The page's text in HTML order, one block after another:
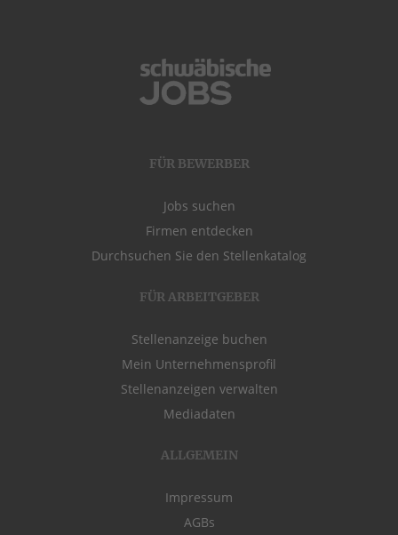
FÜR BEWERBER
Jobs suchen
Firmen entdecken
Durchsuchen Sie den Stellenkatalog
FÜR ARBEITGEBER
Stellenanzeige buchen
Mein Unternehmensprofil
Stellenanzeigen verwalten
Mediadaten
ALLGEMEIN
Impressum
AGBs